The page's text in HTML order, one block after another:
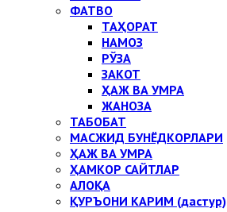
ФАТВО
ТАҲОРАТ
НАМОЗ
РЎЗА
ЗАКОТ
ҲАЖ ВА УМРА
ЖАНОЗА
ТАБОБАТ
МАСЖИД БУНЁДКОРЛАРИ
ҲАЖ ВА УМРА
ҲАМКОР САЙТЛАР
АЛОҚА
ҚУРЪОНИ КАРИМ (дастур)